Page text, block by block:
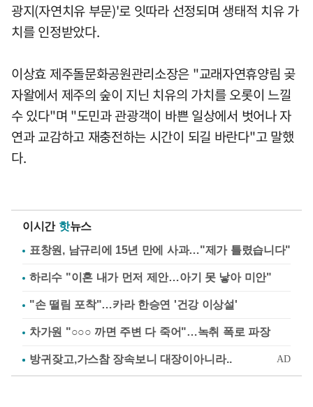
광지(자연치유 부문)'로 잇따라 선정되며 생태적 치유 가
치를 인정받았다.
이상효 제주돌문화공원관리소장은 "교래자연휴양림 곶
자왈에서 제주의 숲이 지닌 치유의 가치를 오롯이 느낄
수 있다"며 "도민과 관광객이 바쁜 일상에서 벗어나 자
연과 교감하고 재충전하는 시간이 되길 바란다"고 말했
다.
이시간 핫뉴스
표창원, 남규리에 15년 만에 사과…"제가 틀렸습니다"
하리수 "이혼 내가 먼저 제안…아기 못 낳아 미안"
"손 떨림 포착"…카라 한승연 '건강 이상설'
차가원 "○○○ 까면 주변 다 죽어"…녹취 폭로 파장